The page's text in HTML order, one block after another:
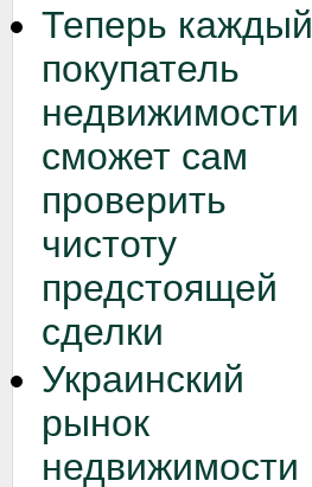
Теперь каждый
покупатель
недвижимости
сможет сам
проверить
чистоту
предстоящей
сделки
Украинский
рынок
недвижимости